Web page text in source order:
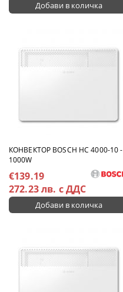
КОНВЕКТОР BOSCH HC 4000-10 -
1000W
€139.19
272.23 лв. с ДДС